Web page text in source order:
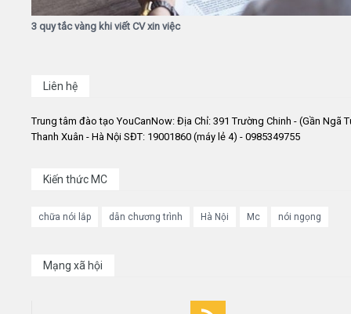
3 quy tắc vàng khi viết CV xin việc
Liên hệ
Trung tâm đào tạo YouCanNow: Địa Chỉ: 391 Trường Chinh - (Gần Ngã
Thanh Xuân - Hà Nội SĐT: 19001860 (máy lẻ 4) - 0985349755
Kiến thức MC
chữa nói lắp dẫn chương trình Hà Nội Mc nói ngọng
Mạng xã hội